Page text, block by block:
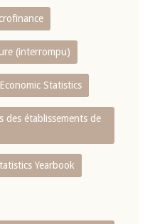
(interrompu)
Statistics
des établissements de
Yearbook